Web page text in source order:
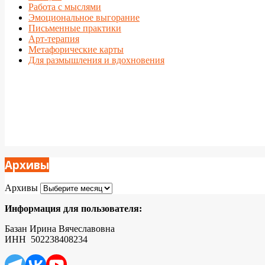
Работа с мыслями
Эмоциональное выгорание
Письменные практики
Арт-терапия
Метафорические карты
Для размышления и вдохновения
Архивы
Архивы
Информация для пользователя:
Базан Ирина Вячеславовна
ИНН 502238408234